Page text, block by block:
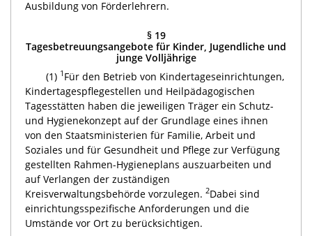
Ausbildung von Förderlehrern.
§ 19
Tagesbetreuungsangebote für Kinder, Jugendliche und
junge Volljährige
(1) 1 Für den Betrieb von Kindertageseinrichtungen,
Kindertagespflegestellen und Heilpädagogischen
Tagesstätten haben die jeweiligen Träger ein Schutz-
und Hygienekonzept auf der Grundlage eines ihnen
von den Staatsministerien für Familie, Arbeit und
Soziales und für Gesundheit und Pflege zur Verfügung
gestellten Rahmen-Hygieneplans auszuarbeiten und
auf Verlangen der zuständigen
Kreisverwaltungsbehörde vorzulegen. 2Dabei sind
einrichtungsspezifische Anforderungen und die
Umstände vor Ort zu berücksichtigen.